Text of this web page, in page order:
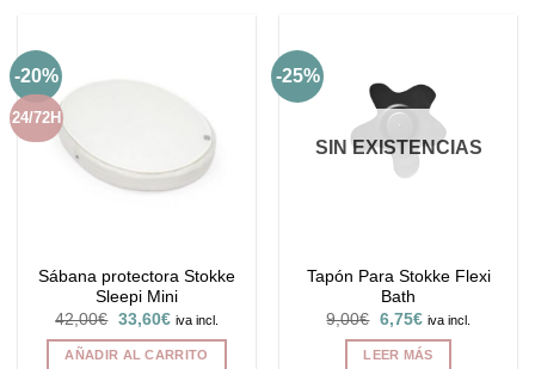
Las
opciones
se
pueden
página
de
producto
-20%
24/72H
Sábana protectora Stokke
Sleepi Mini
42,00€ El
precio
original
era:
33,60€El
actual
es:
iva incl.
AÑADIR AL CARRITO
-25%
SIN EXISTENCIAS
Tapón Para Stokke Flexi
Bath
9,00€ El
precio
original
era:
6,75€El
actual
es:
iva incl.
LEER MÁS